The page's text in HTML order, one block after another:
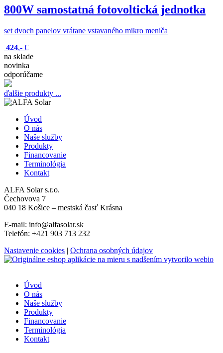
800W samostatná fotovoltická jednotka
set dvoch panelov vrátane vstavaného mikro meniča
424,- €
na sklade
novinka
odporúčame
ďalšie produkty ...
Úvod
O nás
Naše služby
Produkty
Financovanie
Terminológia
Kontakt
ALFA Solar s.r.o.
Čechovova 7
040 18 Košice – mestská časť Krásna
E-mail: info@alfasolar.sk
Telefón: +421 903 713 232
Nastavenie cookies | Ochrana osobných údajov
s nadšením vytvorilo webio
Úvod
O nás
Naše služby
Produkty
Financovanie
Terminológia
Kontakt